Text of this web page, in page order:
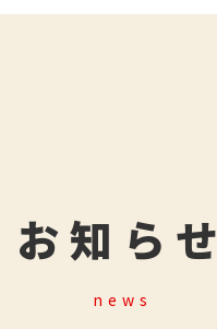
お知らせ
news